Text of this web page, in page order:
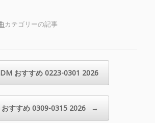
カテゴリーの記事
おすすめ 0223-0301 2026
すすめ 0309-0315 2026 →